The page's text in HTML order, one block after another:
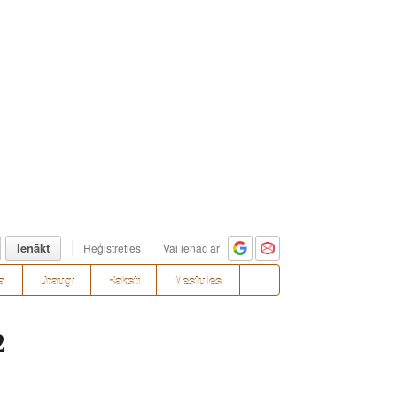
Ienākt Reģistrēties Vai ienāc ar
Draugi Raksti Vēstules